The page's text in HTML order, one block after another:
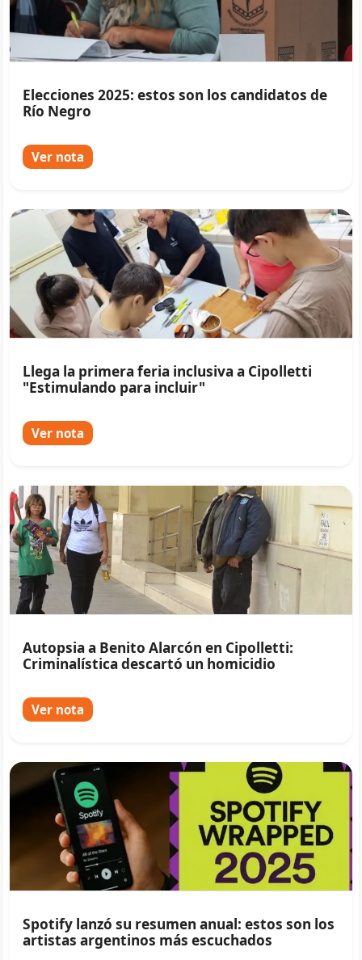
Elecciones 2025: estos son los candidatos de
Río Negro
Ver nota
Llega la primera feria inclusiva a Cipolletti
"Estimulando para incluir"
Ver nota
Autopsia a Benito Alarcón en Cipolletti:
Criminalística descartó un homicidio
Ver nota
Spotify lanzó su resumen anual: estos son los
artistas argentinos más escuchados